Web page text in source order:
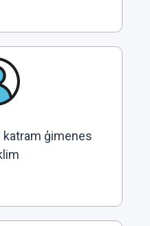
ģimenes